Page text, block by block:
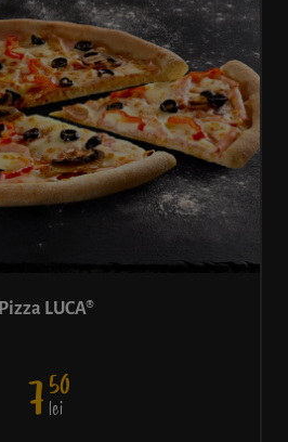
Pizza LUCA®
750
lei